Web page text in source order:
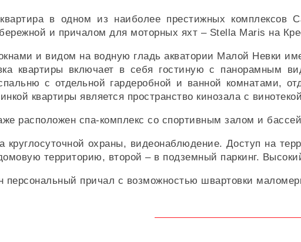
в одном из наиболее престижных комплексов
и причалом для моторных яхт – Stella Maris на
и видом на водную гладь акватории Малой Невки
квартиры включает в себя гостиную с панорамным
с отдельной гардеробной и ванной комнатами,
квартиры является пространство кинозала с
расположен спа-комплекс со спортивным залом и
круглосуточной охраны, видеонаблюдение. Доступ на
территорию, второй – в подземный паркинг.
персональный причал с возможностью швартовки